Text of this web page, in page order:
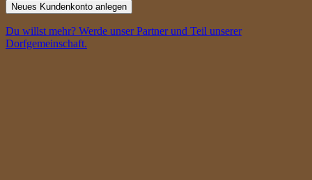
Neues Kundenkonto anlegen
Du willst mehr? Werde unser Partner und Teil unserer
Dorfgemeinschaft.